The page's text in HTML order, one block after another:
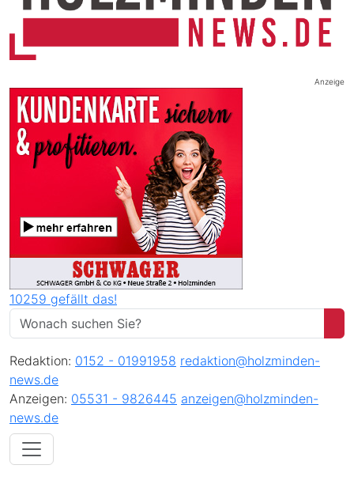
Anzeige
10259 gefällt das!
Redaktion: 0152 - 01991958 redaktion@holzminden-
news.de
Anzeigen: 05531 - 9826445 anzeigen@holzminden-
news.de